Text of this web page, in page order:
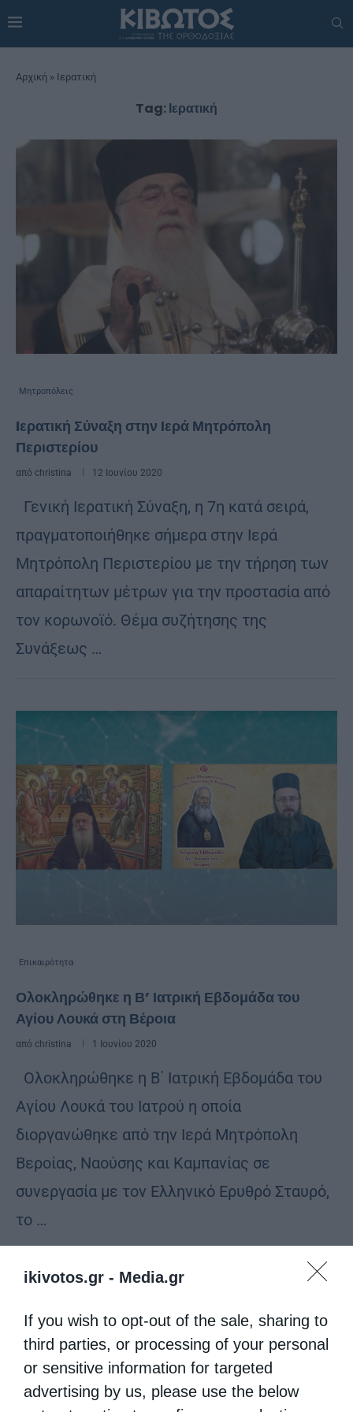
ikivotos.gr - Media.gr
If you wish to opt-out of the sale, sharing to
third parties, or processing of your personal
or sensitive information for targeted
advertising by us, please use the below
Αρχική » Ιερατική
Tag:Ιερατική
Μητροπόλεις
Iερατική Σύναξη στην Ιερά Μητρόπολη
Περιστερίου
από christina 12 Ιουνίου 2020
Γενική Ιερατική Σύναξη, η 7η κατά σειρά,
πραγματοποιήθηκε σήμερα στην Ιερά
Μητρόπολη Περιστερίου με την τήρηση των
απαραίτητων μέτρων για την προστασία από
τον κορωνοϊό. Θέμα συζήτησης της
Συνάξεως …
Επικαιρότητα
Ολοκληρώθηκε η Β’ Ιατρική Εβδομάδα του
Αγίου Λουκά στη Βέροια
από christina 1 Ιουνίου 2020
Ολοκληρώθηκε η Β΄ Ιατρική Εβδομάδα του
Αγίου Λουκά του Ιατρού η οποία
διοργανώθηκε από την Ιερά Μητρόπολη
Βεροίας, Ναούσης και Καμπανίας σε
συνεργασία με τον Ελληνικό Ερυθρό Σταυρό,
το …